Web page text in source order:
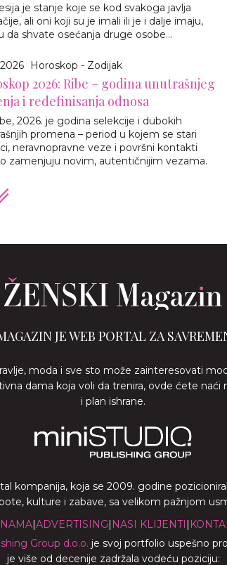
je stanje koje se kod svakoga javlja
ali oni koji su je imali ili je i dalje imaju,
da shvate osećanja druge osobe...
Horoskop - Zodijak
2026: Ribe – godina unutrašnjeg
i redefinisanja odnosa
2026. je godina selekcije i dubokih
promena – period u kojem se stari
neravnopravne veze i površni kontakti
zamenjuju novim, autentičnijim vezama.
JE WEB PORTAL ZA
moda i sve sto može zainteresovati
dama koja voli da trenira, ovde ćete
i plan ishrane.
kompanija, koja se 2009. godine
kulture i zabave, sa velikom pažnjom
|ADVERTISING| NASI KLIJENTI |
Group d.o.o. je svoj portfolio uspešno
je više od decenije zadržala vodeću poziciju: